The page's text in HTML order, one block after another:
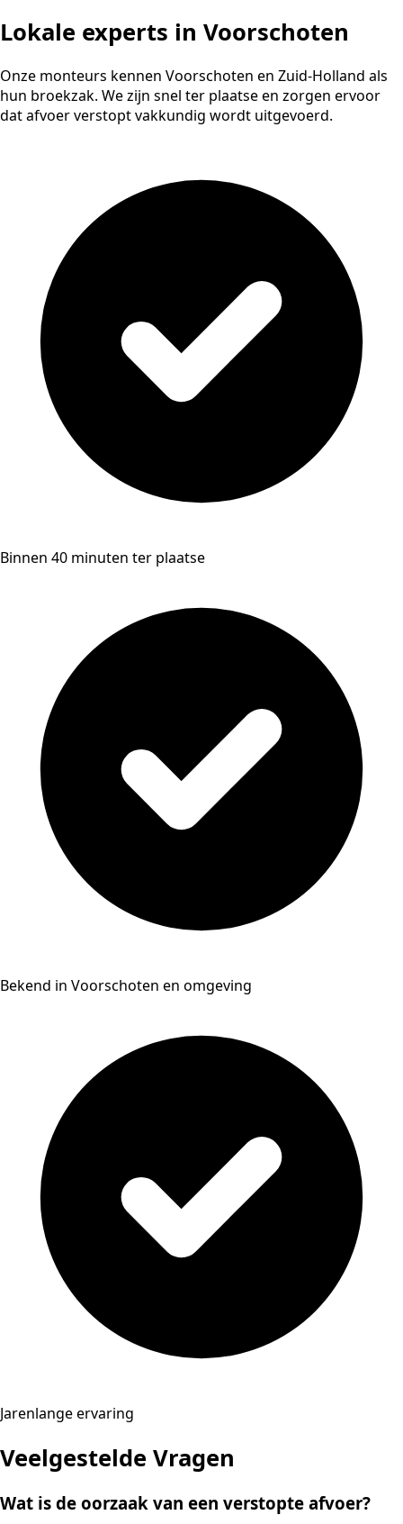
Lokale experts in Voorschoten
Onze monteurs kennen Voorschoten en Zuid-Holland als
hun broekzak. We zijn snel ter plaatse en zorgen ervoor
dat afvoer verstopt vakkundig wordt uitgevoerd.
Binnen 40 minuten ter plaatse
Bekend in Voorschoten en omgeving
Jarenlange ervaring
Veelgestelde Vragen
Wat is de oorzaak van een verstopte afvoer?